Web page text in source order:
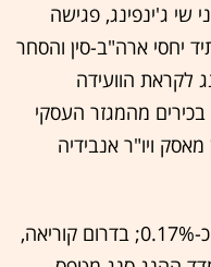
שי ג'ינפינג, פגישה
יחסי ארה"ב-סין והסחר
לקראת הוועידה
מהמגזר העסקי
ויו"ר אנבידיה
מדד הניקיי נמצא בעלייה קלה של כ-0.17%; בדרום קוריאה,